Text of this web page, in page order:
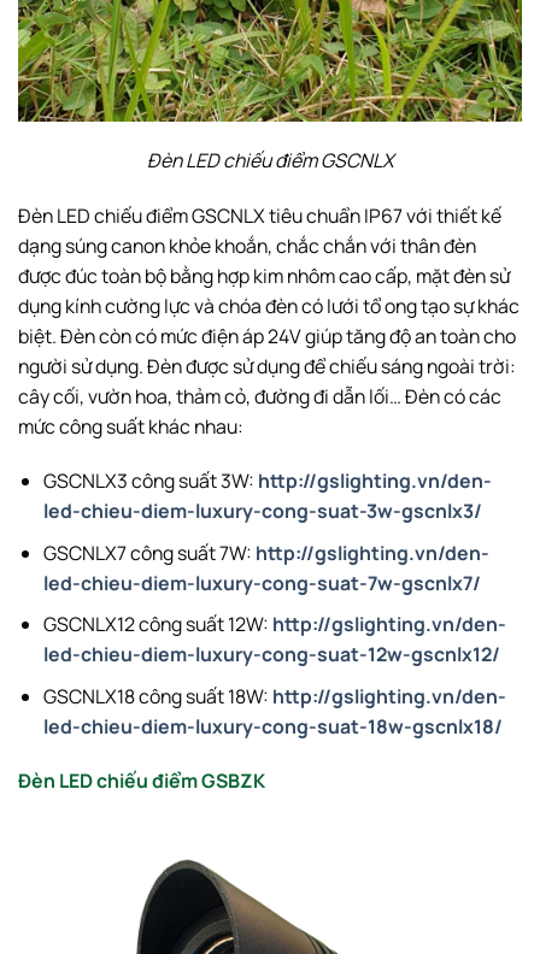
Đèn LED chiếu điểm GSCNLX
Đèn LED chiếu điểm GSCNLX tiêu chuẩn IP67 với thiết kế
dạng súng canon khỏe khoắn, chắc chắn với thân đèn
được đúc toàn bộ bằng hợp kim nhôm cao cấp, mặt đèn sử
dụng kính cường lực và chóa đèn có lưới tổ ong tạo sự khác
biệt. Đèn còn có mức điện áp 24V giúp tăng độ an toàn cho
người sử dụng. Đèn được sử dụng để chiếu sáng ngoài trời:
cây cối, vườn hoa, thảm cỏ, đường đi dẫn lối… Đèn có các
mức công suất khác nhau:
GSCNLX3 công suất 3W: http://gslighting.vn/den-
led-chieu-diem-luxury-cong-suat-3w-gscnlx3/
GSCNLX7 công suất 7W: http://gslighting.vn/den-
led-chieu-diem-luxury-cong-suat-7w-gscnlx7/
GSCNLX12 công suất 12W: http://gslighting.vn/den-
led-chieu-diem-luxury-cong-suat-12w-gscnlx12/
GSCNLX18 công suất 18W: http://gslighting.vn/den-
led-chieu-diem-luxury-cong-suat-18w-gscnlx18/
Đèn LED chiếu điểm GSBZK